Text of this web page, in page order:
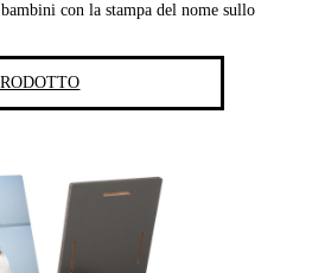
con la stampa del nome sullo